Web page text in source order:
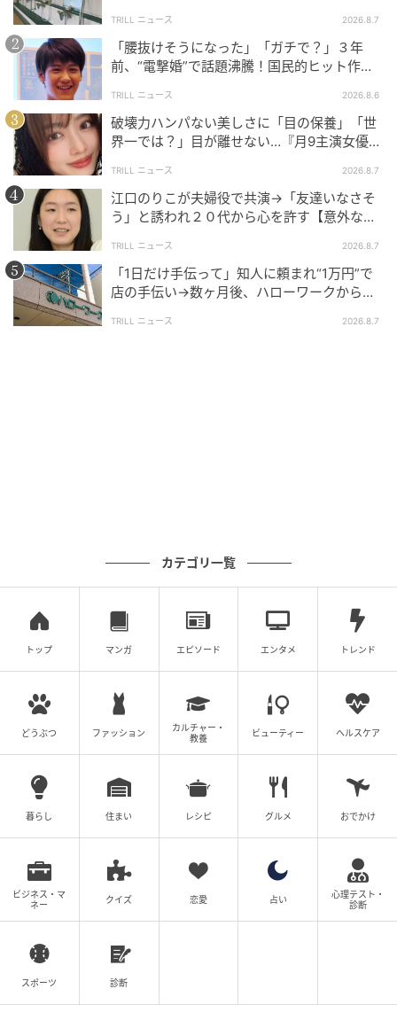
ツムママ
全話一覧を見る
クリエイター情報
ツムママ
体験をもとに漫画を描き、ブログで発信していま
す。
作品をもっとみる
の記事をもっとみる
中で拍手」
TRILL ニュース 2026.8.7
「腰抜けそうになった」「ガチで？」３年
前、“電撃婚”で話題沸騰！国民的ヒット作
TRILL ニュース 2026.8.6
破壊力ハンパない美しさに「目の保養」「世
界一では？」目が離せない…『月9主演女優
TRILL ニュース 2026.8.7
江口のりこが夫婦役で共演→「友達いなさそ
う」と誘われ２０代から心を許す【意外な親
TRILL ニュース 2026.8.7
「1日だけ手伝って」知人に頼まれ“1万円”で
店の手伝い→数ヶ月後、ハローワークから届
TRILL ニュース 2026.8.7
カテゴリ一覧
トップ マンガ エピソード エンタメ トレンド
どうぶつ ファッション
カルチャー・
教養
ビューティー ヘルスケア
暮らし 住まい レシピ グルメ おでかけ
ビジネス・マ
ネー
クイズ 恋愛 占い
心理テスト・
診断
スポーツ 診断